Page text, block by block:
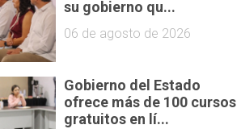
su gobierno qu...
06 de agosto de 2026
Gobierno del Estado
ofrece más de 100 cursos
gratuitos en lí...